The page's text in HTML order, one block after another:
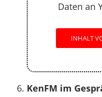
Daten an
INHALT
KenFM im